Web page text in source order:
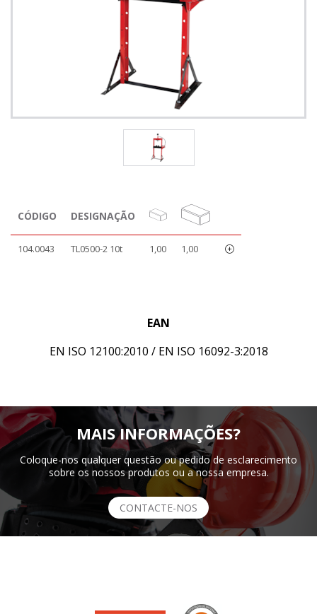
CÓDIGO DESIGNAÇÃO
104.0043 TL0500-2 10t 1,00 1,00
EAN
EN ISO 12100:2010 / EN ISO 16092-3:2018
MAIS INFORMAÇÕES?
Coloque-nos qualquer questão ou pedido de esclarecimento
sobre os nossos produtos ou a nossa empresa.
CONTACTE-NOS